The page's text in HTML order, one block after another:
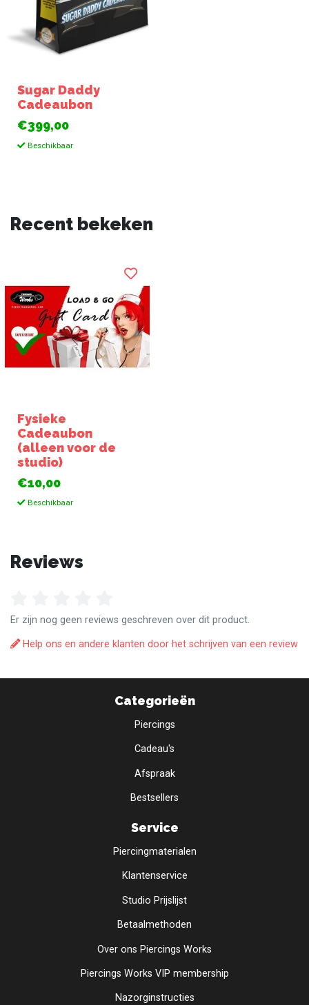
Sugar Daddy
Cadeaubon
€399,00
Beschikbaar
Recent bekeken
Fysieke
Cadeaubon
(alleen voor de
studio)
€10,00
Beschikbaar
Reviews
Er zijn nog geen reviews geschreven over dit product.
Help ons en andere klanten door het schrijven van een review
Categorieën
Piercings
Cadeau's
Afspraak
Bestsellers
Service
Piercingmaterialen
Klantenservice
Studio Prijslijst
Betaalmethoden
Over ons Piercings Works
Piercings Works VIP membership
Nazorginstructies